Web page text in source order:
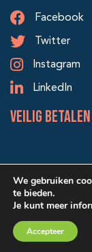
Facebook
Twitter
Instagram
LinkedIn
veilig betalen
© 2026 Alle
We gebruiken
te bieden.
Je kunt meer
Accepteer